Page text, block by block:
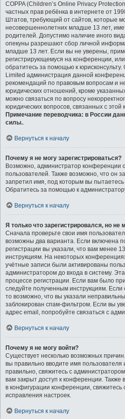
COPPA (Children’s Online Privacy
частных прав ребёнка в интернете от
Штатов, требующий от сайтов, которые
несовершеннолетних младше 13 лет,
родителей. Допустимо наличие иного
опекуны разрешают сбор личной
младше 13 лет. Если вы не уверены,
регистрирующемуся на конференции,
обратитесь за помощью к
Limited администрация данной
рекомендаций по правовым вопросам и
юридических отношений, кроме
можно связаться по вопросу
юридических вопросов, связанных с
Примечание переводчика: в России
силы..
Вернуться к началу
Почему я не могу зарегистрироваться?
Возможно, администратор конференции
пользователей. Также возможно, что он
запретил имя, под которым вы пытаетесь
Обратитесь за помощью к
Вернуться к началу
Я только что зарегистрировался, но не
Сначала проверьте свои имя
возможны два варианта. Если включена
регистрации вы указали, что вам менее
инструкциям. На некоторых
учётные записи были активированы
администратором до входа в систему.
процессе регистрации. Если вам было
следуйте полученным инструкциям.
то возможно, что вы указали
заблокирован спам-фильтром. Если вы
адрес email, попробуйте связаться с
Вернуться к началу
Почему я не могу войти?
Существует несколько возможных
вы правильно вводите имя
правильно, свяжитесь с
вам закрыт доступ к конференции.
в конфигурации конференции, свяжитесь
исправления настроек.
Вернуться к началу